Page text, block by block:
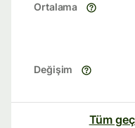
Ortalama
Değişim
Tüm